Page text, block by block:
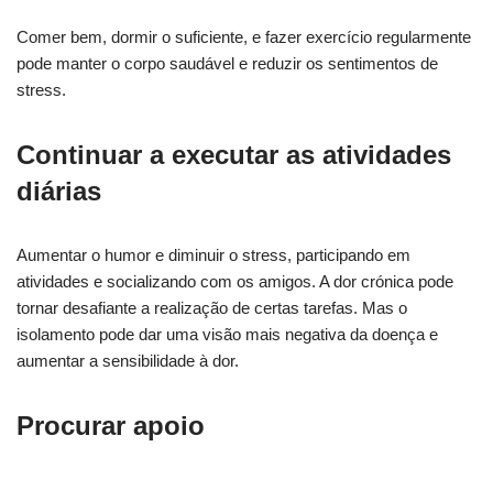
Comer bem, dormir o suficiente, e fazer exercício regularmente
pode manter o corpo saudável e reduzir os sentimentos de
stress.
Continuar a executar as atividades
diárias
Aumentar o humor e diminuir o stress, participando em
atividades e socializando com os amigos. A dor crónica pode
tornar desafiante a realização de certas tarefas. Mas o
isolamento pode dar uma visão mais negativa da doença e
aumentar a sensibilidade à dor.
Procurar apoio